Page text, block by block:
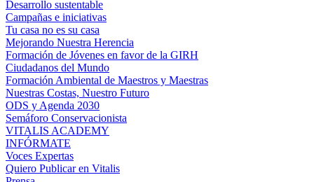
Desarrollo sustentable
Campañas e iniciativas
Tu casa no es su casa
Mejorando Nuestra Herencia
Formación de Jóvenes en favor de la GIRH
Ciudadanos del Mundo
Formación Ambiental de Maestros y Maestras
Nuestras Costas, Nuestro Futuro
ODS y Agenda 2030
Semáforo Conservacionista
VITALIS ACADEMY
INFÓRMATE
Voces Expertas
Quiero Publicar en Vitalis